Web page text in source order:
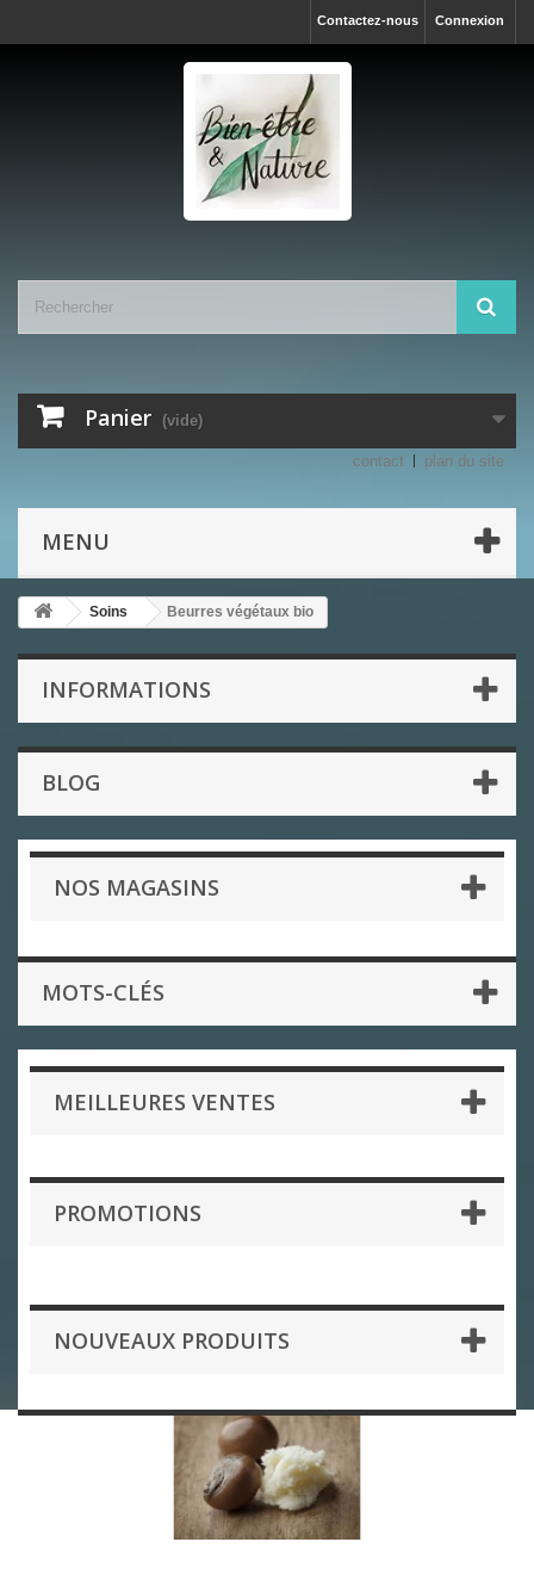
Connexion
Contactez-nous
Panier (vide)
contact plan du site
MENU
Soins Beurres végétaux bio
INFORMATIONS
BLOG
NOS MAGASINS
MOTS-CLÉS
MEILLEURES VENTES
PROMOTIONS
NOUVEAUX PRODUITS